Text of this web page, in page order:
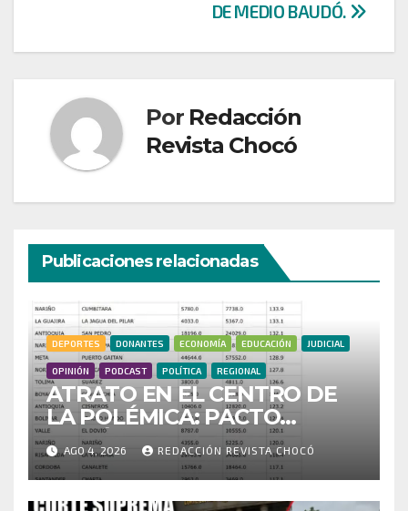
DE MEDIO BAUDÓ.
Por Redacción
Revista Chocó
Publicaciones relacionadas
DEPORTES DONANTES ECONOMÍA EDUCACIÓN JUDICIAL
OPINIÓN PODCAST POLÍTICA REGIONAL
ATRATO EN EL CENTRO DE
LA POLÉMICA: PACTO
HISTÓRICO CUESTIONA
CENSO ELECTORAL Y PIDE
INVESTIGAR PRESUNTO
AGO 4, 2026 REDACCIÓN REVISTA CHOCÓ